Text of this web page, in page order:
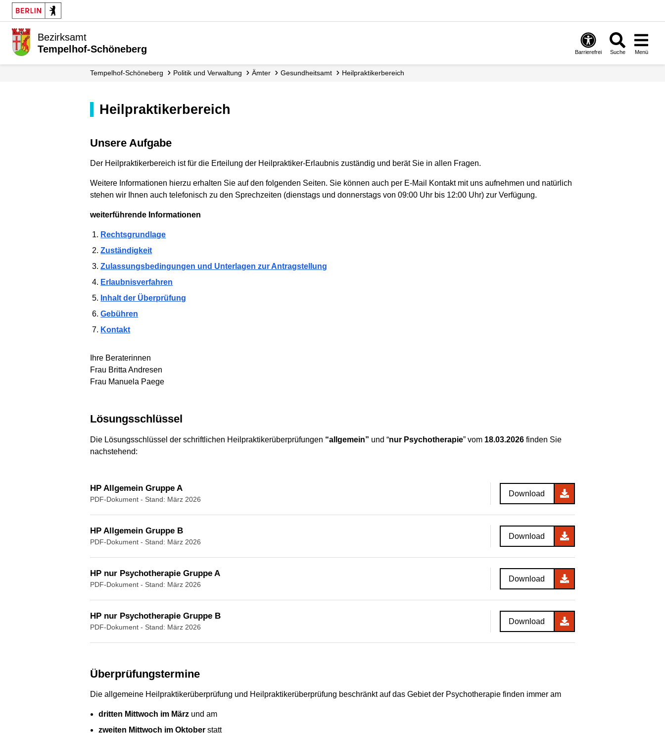
Bezirksamt
Tempelhof-Schöneberg
Barrierefrei Suche Menü
Tempelhof-Schöneberg Politik und Verwaltung Ämter Gesundheitsamt Heilpraktiker­bereich
Heilpraktikerbereich
Unsere Aufgabe
Der Heilpraktikerbereich ist für die Erteilung der Heilpraktiker-Erlaubnis zuständig und berät Sie in allen Fragen.
Weitere Informationen hierzu erhalten Sie auf den folgenden Seiten. Sie können auch per E-Mail Kontakt mit uns aufnehmen und natürlich
stehen wir Ihnen auch telefonisch zu den Sprechzeiten (dienstags und donnerstags von 09:00 Uhr bis 12:00 Uhr) zur Verfügung.
weiterführende Informationen
Rechtsgrundlage
Zuständigkeit
Zulassungsbedingungen und Unterlagen zur Antragstellung
Erlaubnisverfahren
Inhalt der Überprüfung
Gebühren
Kontakt
Ihre Beraterinnen
Frau Britta Andresen
Frau Manuela Paege
Lösungsschlüssel
Die Lösungsschlüssel der schriftlichen Heilpraktikerüberprüfungen “allgemein” und “nur Psychotherapie” vom 18.03.2026 finden Sie
nachstehend:
HP Allgemein Gruppe A
PDF-Dokument - Stand: März 2026
Download
HP Allgemein Gruppe B
PDF-Dokument - Stand: März 2026
Download
HP nur Psychotherapie Gruppe A
PDF-Dokument - Stand: März 2026
Download
HP nur Psychotherapie Gruppe B
PDF-Dokument - Stand: März 2026
Download
Überprüfungstermine
Die allgemeine Heilpraktikerüberprüfung und Heilpraktikerüberprüfung beschränkt auf das Gebiet der Psychotherapie finden immer am
dritten Mittwoch im März und am
zweiten Mittwoch im Oktober statt